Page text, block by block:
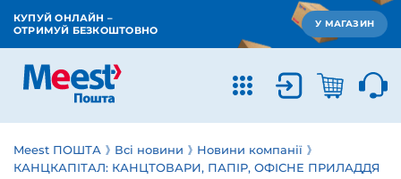
КУПУЙ ОНЛАЙН –
ОТРИМУЙ БЕЗКОШТОВНО
У МАГАЗИН
Meest ПОШТА Всі новини
Новини компанії
КАНЦКАПІТАЛ: КАНЦТОВАРИ, ПАПІР, ОФІСНЕ ПРИЛАДДЯ